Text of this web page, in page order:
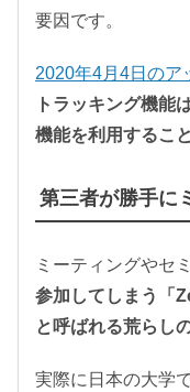
要因です。
2020年4月4日のア
トラッキング機能
機能を利用するこ
第三者が勝手に
ミーティングやセ
参加してしまう「
と呼ばれる荒らし
実際に日本の大学